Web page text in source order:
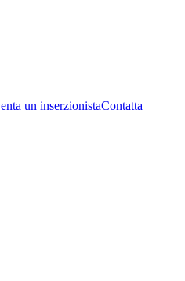
un inserzionistaContatta